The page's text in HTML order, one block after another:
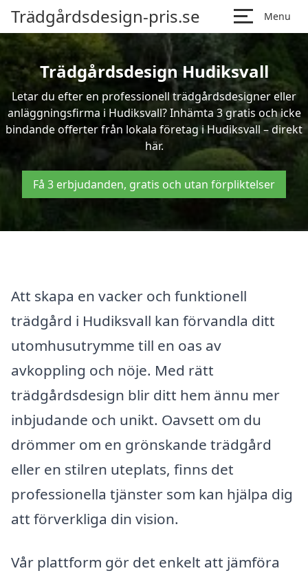
Trädgårdsdesign-pris.se Menu
Trädgårdsdesign Hudiksvall
Letar du efter en professionell trädgårdsdesigner eller
anläggningsfirma i Hudiksvall? Inhämta 3 gratis och icke
bindande offerter från lokala företag i Hudiksvall – direkt
här.
Få 3 erbjudanden, gratis och utan förpliktelser
Att skapa en vacker och funktionell
trädgård i Hudiksvall kan förvandla ditt
utomhusutrymme till en oas av
avkoppling och nöje. Med rätt
trädgårdsdesign blir ditt hem ännu mer
inbjudande och unikt. Oavsett om du
drömmer om en grönskande trädgård
eller en stilren uteplats, finns det
professionella tjänster som kan hjälpa dig
att förverkliga din vision.
Vår plattform gör det enkelt att jämföra